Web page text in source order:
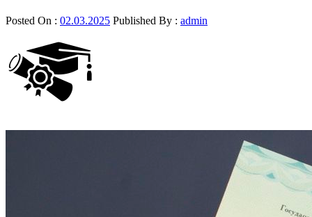
Posted On : 02.03.2025 Published By : admin